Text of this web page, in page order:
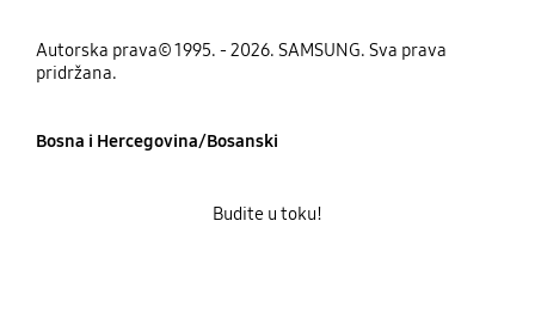
Autorska prava© 1995. - 2026. SAMSUNG. Sva prava
pridržana.
Bosna i Hercegovina/Bosanski
Budite u toku!